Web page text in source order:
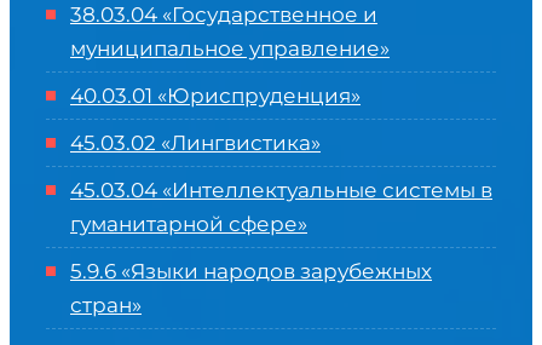
38.03.04 «Государственное и
муниципальное управление»
40.03.01 «Юриспруденция»
45.03.02 «Лингвистика»
45.03.04 «Интеллектуальные системы в
гуманитарной сфере»
5.9.6 «Языки народов зарубежных
стран»